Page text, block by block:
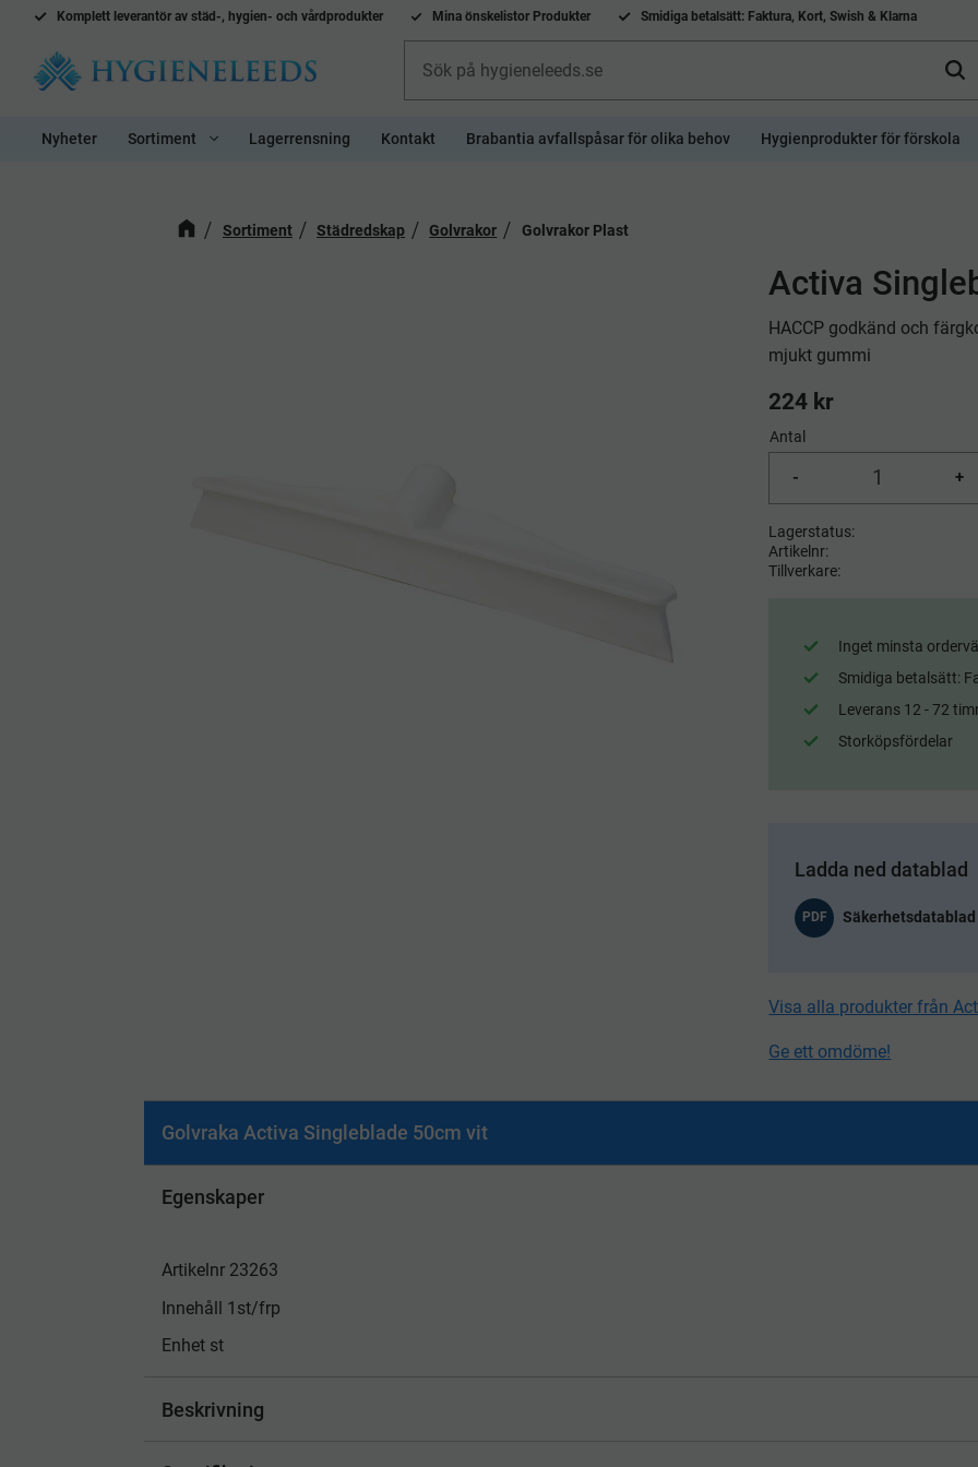
Komplett leverantör av städ-, hygien- och vårdprodukter Mina önskelistor Produkter Smidiga betalsätt: Faktura, Kort, Swish & Klarna
Nyheter Sortiment Lagerrensning Kontakt Brabantia avfallspåsar för olika behov Hygienprodukter för förskola
Sortiment Städredskap Golvrakor Golvrakor Plast
Activa
HACCP godkänd och
mjukt gummi
224 kr
Antal
+
-
Lagerstatus
Artikelnr
Tillverkare
Inget minsta
Smidiga betalsätt:
Leverans 12 - 72
Storköpsfördelar
Ladda ned datablad
PDF
Visa alla produkter från
Ge ett omdöme!
Golvraka Activa Singleblade 50cm vit
Egenskaper
Artikelnr 23263
Innehåll 1st/frp
Enhet st
Beskrivning